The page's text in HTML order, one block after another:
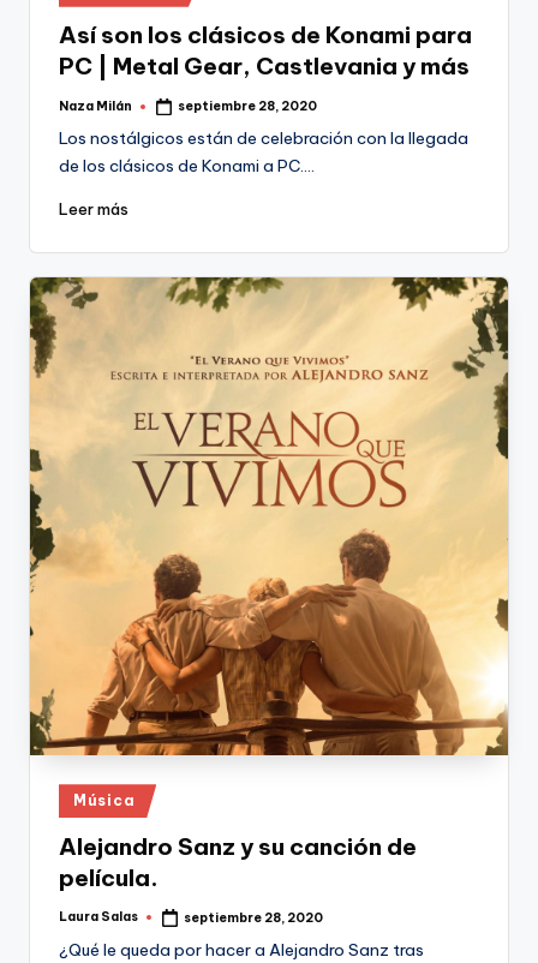
en
Así son los clásicos de Konami para
PC | Metal Gear, Castlevania y más
Publicado
Naza Milán septiembre 28, 2020
Los nostálgicos están de celebración con la llegada
de los clásicos de Konami a PC.…
Leer más
Publicado
en
Música
Alejandro Sanz y su canción de
película.
Publicado
Laura Salas septiembre 28, 2020
¿Qué le queda por hacer a Alejandro Sanz tras